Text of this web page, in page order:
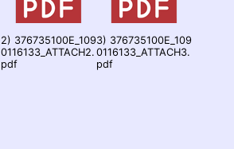
2) 376735100E_109
0116133_ATTACH2.
pdf
3) 376735100E_109
0116133_ATTACH3.
pdf